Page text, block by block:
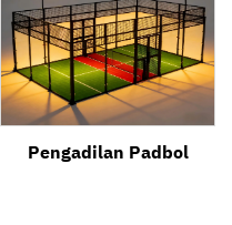
Pengadilan Padbol